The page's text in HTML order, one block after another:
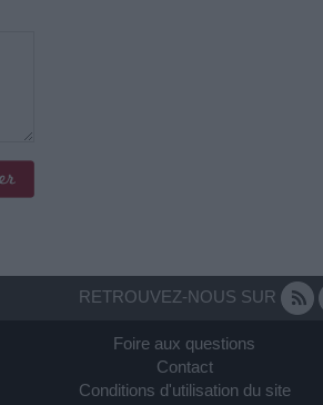
RETROUVEZ-NOUS SUR
Foire aux questions
Contact
Conditions d'utilisation du site